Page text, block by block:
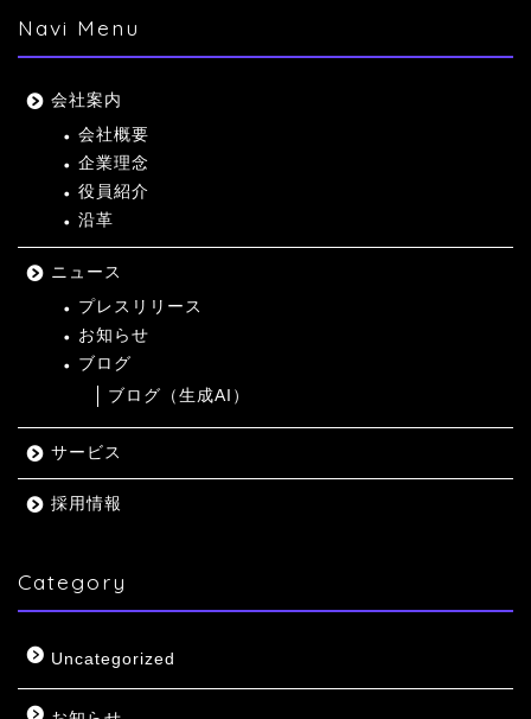
Navi Menu
会社案内
会社概要
企業理念
役員紹介
沿革
ニュース
プレスリリース
お知らせ
ブログ
ブログ（生成AI）
サービス
採用情報
Category
Uncategorized